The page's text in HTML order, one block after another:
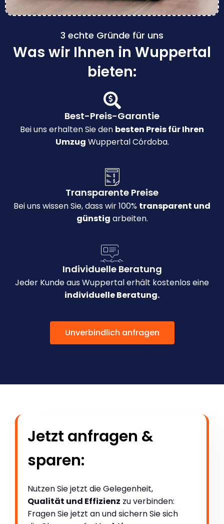
3 echte Gründe für uns
Was wir Ihnen in Wuppertal
bieten:
Best-Preis-Garantie
Bei uns erhalten Sie den besten Preis für Ihren
Umzug Wuppertal Córdoba.
Transparente Preise
Bei uns wissen Sie, dass wir 100% transparent und
günstig arbeiten.
Individuelle Beratung
Jeder Kunde aus Wuppertal erhält kostenlos eine
individuelle Beratung.
Unverbindlich anfragen
Jetzt anfragen &
sparen:
Nutzen Sie jetzt die Gelegenheit,
Qualität und Effizienz zu verbinden:
Fragen Sie jetzt an und sichern Sie sich